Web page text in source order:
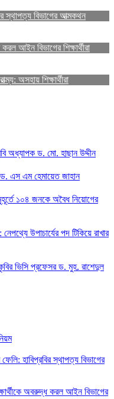
স্থাপত্য বিভাগের আত্মকথন
আইন বিভাগের শিক্ষার্থীরা
অসহায় শিক্ষার্থীরা
অধ্যাপক ড. মো. হাছান উদ্দীন
এস এম হেমায়েত জাহান
১০৪ জনকে অবৈধ নিয়োগের
উপাচার্যের পদ টিকিয়ে রাখার
ভিসি প্রফেসর ড. মুহ. রাশেদুল
হাবিপ্রবির স্থাপত্য বিভাগের
অবরুদ্ধ করল আইন বিভাগের